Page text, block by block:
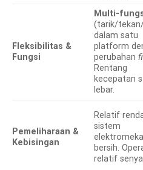
Fleksibilitas &
Fungsi
Multi-
(tarik/
dalam satu
platform
perubahan
Rentang
kecepatan
lebar.
Pemeliharaan &
Kebisingan
Relatif
sistem
bersih.
relatif